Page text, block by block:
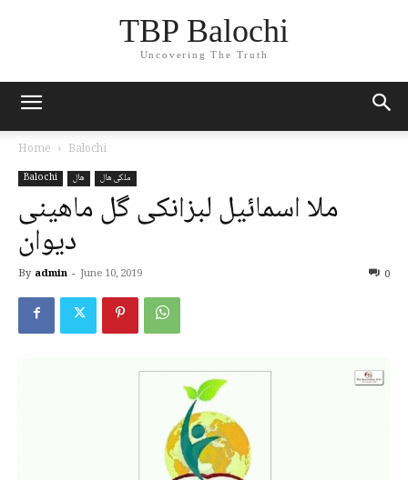
TBP Balochi
Uncovering The Truth
Home Balochi
Balochi ھال ملکی ھال
ملا اسمائیل لبزانکی گل ماھینی
دیوان
By admin - June 10, 2019 0